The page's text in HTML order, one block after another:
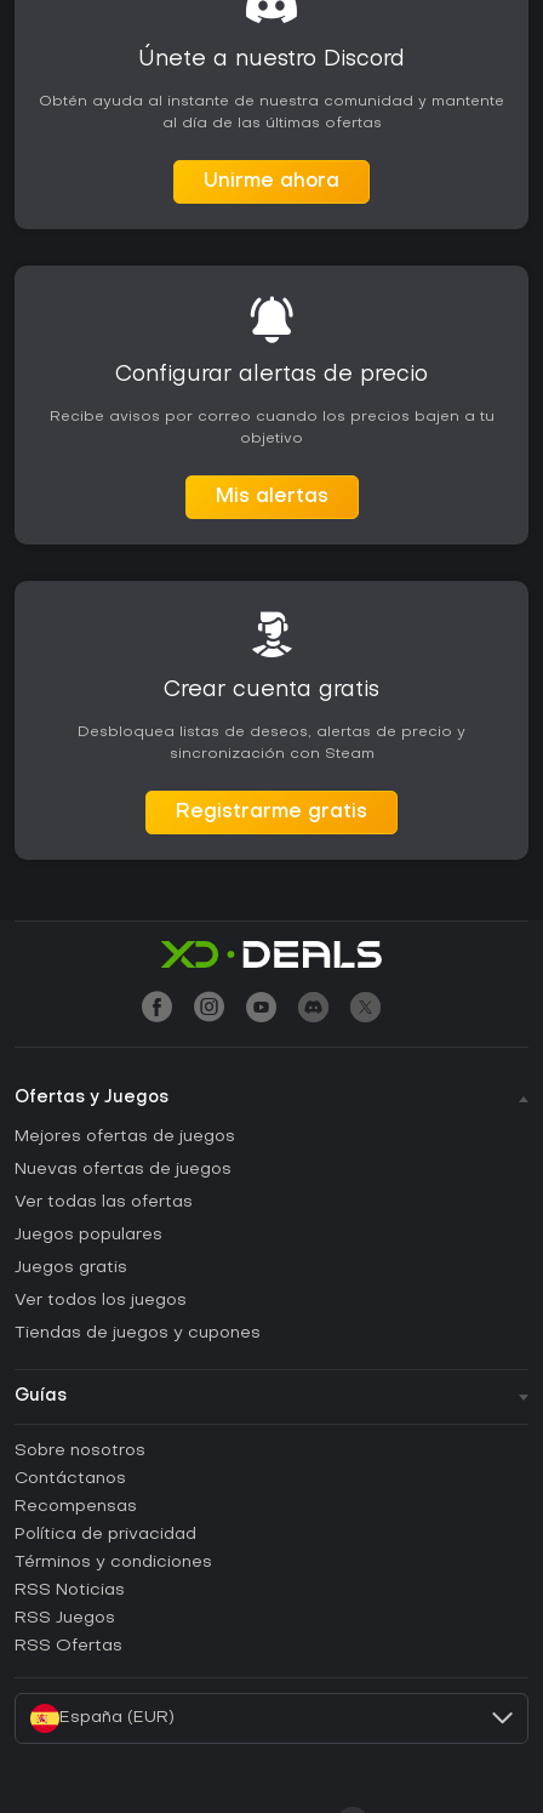
Únete a nuestro Discord
Obtén ayuda al instante de nuestra comunidad y mantente
al día de las últimas ofertas
Unirme ahora
Configurar alertas de precio
Recibe avisos por correo cuando los precios bajen a tu
objetivo
Mis alertas
Crear cuenta gratis
Desbloquea listas de deseos, alertas de precio y
sincronización con Steam
Registrarme gratis
Ofertas y Juegos
Mejores ofertas de juegos
Nuevas ofertas de juegos
Ver todas las ofertas
Juegos populares
Juegos gratis
Ver todos los juegos
Tiendas de juegos y cupones
Guías
Guías y tutoriales
¿Cómo activar una CD Key de Steam?
¿Cómo activar una CD Key de Epic Games?
¿Cómo activar una CD Key de GOG?
¿Cómo activar una CD Key de Ubisoft Connect?
Sobre nosotros
Contáctanos
Recompensas
Política de privacidad
Términos y condiciones
RSS Noticias
RSS Juegos
RSS Ofertas
España (EUR)